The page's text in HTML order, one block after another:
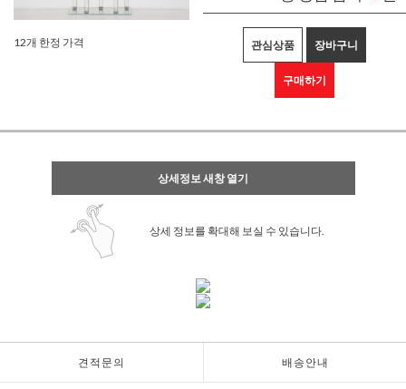
12개 한정 가격 관심상품 장바구니
구매하기
상세정보 새창 열기
상세 정보를 확대해 보실 수 있습니다.
견적문의 배송안내